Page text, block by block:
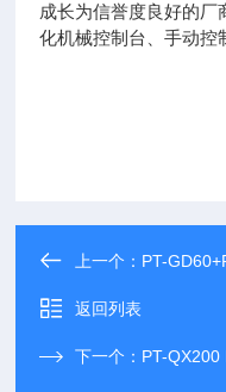
成长为信誉度良好的厂
化机械控制台、手动控
上一个： PT-
返回列表
下一个： PT-QX200 PT-